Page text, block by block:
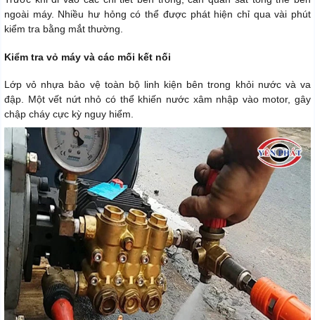
ngoài máy. Nhiều hư hỏng có thể được phát hiện chỉ qua vài phút
kiểm tra bằng mắt thường.
Kiểm tra vỏ máy và các mối kết nối
Lớp vỏ nhựa bảo vệ toàn bộ linh kiện bên trong khỏi nước và va
đập. Một vết nứt nhỏ có thể khiến nước xâm nhập vào motor, gây
chập cháy cực kỳ nguy hiểm.